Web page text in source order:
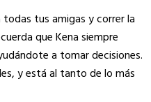
tus amigas y correr la
que Kena siempre
a tomar decisiones.
y está al tanto de lo más